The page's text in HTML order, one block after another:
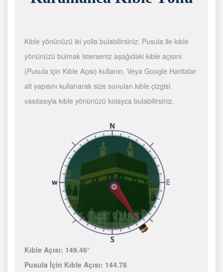
Kıble yönünüzü iki yolla bulabilirsiniz. Pusula ile kıble
yönünüzü bulmak isterseniz aşağıdaki kıble açısını
(Pusula için Kıble Açısı) kullanın. Veya Google Haritalar
alt yapısını kullanarak size sunulan kıble çizgisi
vasıtasıyla kıble yönünüzü kolayca bulabilirsiniz.
Kıble Açısı: 149.46°
Pusula İçin Kıble Açısı: 144.78